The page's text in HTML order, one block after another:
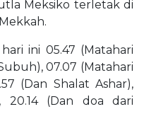
Meksiko terletak di
ini 05.47 (Matahari
07.07 (Matahari
(Dan Shalat Ashar),
20.14 (Dan doa dari